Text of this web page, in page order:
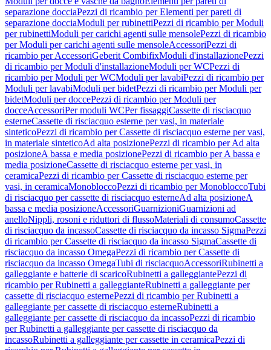
separazione docciaPezzi di ricambio per Elementi per pareti di
separazione docciaModuli per rubinettiPezzi di ricambio per Moduli
per rubinettiModuli per carichi agenti sulle mensolePezzi di ricambio
per Moduli per carichi agenti sulle mensoleAccessoriPezzi di
ricambio per AccessoriGeberit CombifixModuli d'installazionePezzi
di ricambio per Moduli d'installazioneModuli per WCPezzi di
ricambio per Moduli per WCModuli per lavabiPezzi di ricambio per
Moduli per lavabiModuli per bidetPezzi di ricambio per Moduli per
bidetModuli per doccePezzi di ricambio per Moduli per
docceAccessoriPer moduli WCPer fissaggiCassette di risciacquo
esterneCassette di risciacquo esterne per vasi, in materiale
sinteticoPezzi di ricambio per Cassette di risciacquo esterne per vasi,
in materiale sinteticoAd alta posizionePezzi di ricambio per Ad alta
posizioneA bassa e media posizionePezzi di ricambio per A bassa e
media posizioneCassette di risciacquo esterne per vasi, in
ceramicaPezzi di ricambio per Cassette di risciacquo esterne per
vasi, in ceramicaMonobloccoPezzi di ricambio per MonobloccoTubi
di risciacquo per cassette di risciacquo esterneAd alta posizioneA
bassa e media posizioneAccessoriGuarnizioniGuarnizioni ad
anelloNippli, rosoni e riduttori di flussoMateriali di consumoCassette
di risciacquo da incassoCassette di risciacquo da incasso SigmaPezzi
di ricambio per Cassette di risciacquo da incasso SigmaCassette di
risciacquo da incasso OmegaPezzi di ricambio per Cassette di
risciacquo da incasso OmegaTubi di risciacquoAccessoriRubinetti a
galleggiante e batterie di scaricoRubinetti a galleggiantePezzi di
ricambio per Rubinetti a galleggianteRubinetti a galleggiante per
cassette di risciacquo esternePezzi di ricambio per Rubinetti a
galleggiante per cassette di risciacquo esterneRubinetti a
galleggiante per cassette di risciacquo da incassoPezzi di ricambio
per Rubinetti a galleggiante per cassette di risciacquo da
incassoRubinetti a galleggiante per cassette in ceramicaPezzi di